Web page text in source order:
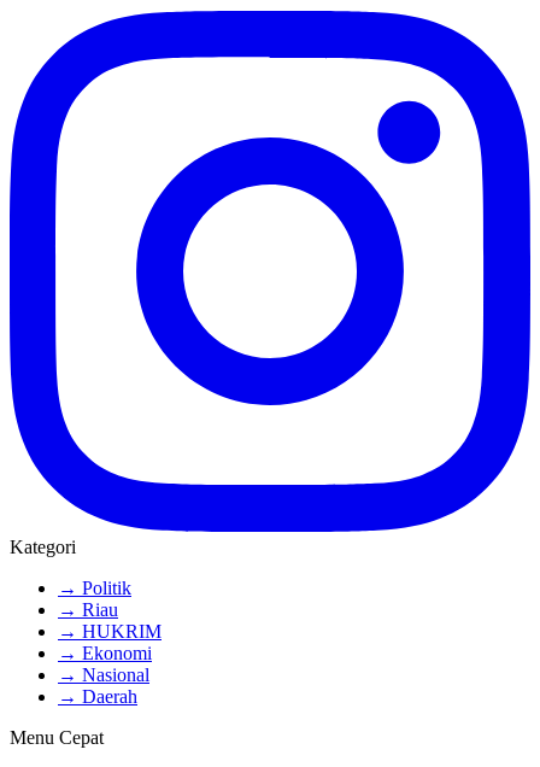
Kategori
→ Politik
→ Riau
→ HUKRIM
→ Ekonomi
→ Nasional
→ Daerah
Menu Cepat